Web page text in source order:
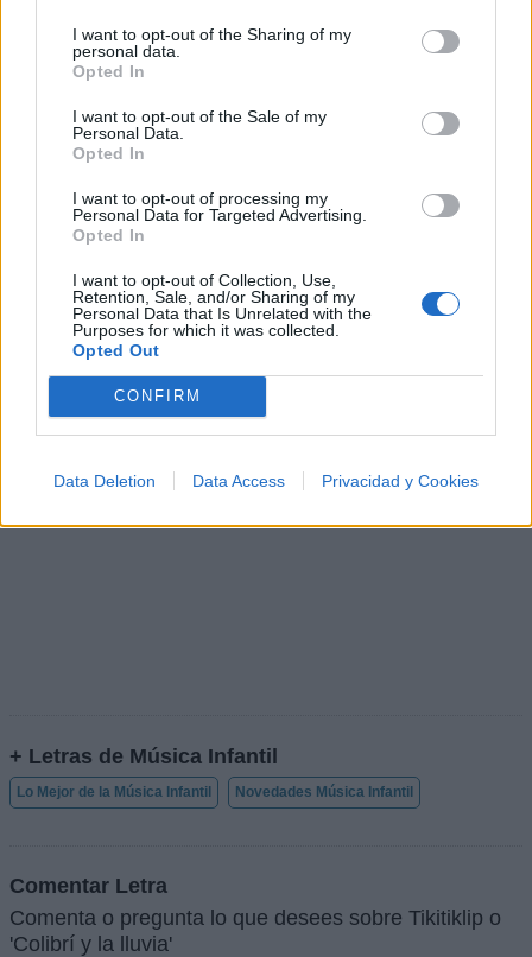
I want to opt-out of the Sharing of my
personal data.
Opted In
I want to opt-out of the Sale of my
Personal Data.
Opted In
I want to opt-out of processing my
Personal Data for Targeted Advertising.
Opted In
I want to opt-out of Collection, Use,
Retention, Sale, and/or Sharing of my
Personal Data that Is Unrelated with the
Purposes for which it was collected.
Opted Out
CONFIRM
Data Deletion Data Access Privacidad y Cookies
Ranking de Tikitiklip
apoyados y visitados de esta semana.
28 5
Ranking de Tikitiklip TOP Música
+ Letras de Música Infantil
Lo Mejor de la Música Infantil Novedades Música Infantil
Comentar Letra
Comenta o pregunta lo que desees sobre Tikitiklip o
'Colibrí y la lluvia'